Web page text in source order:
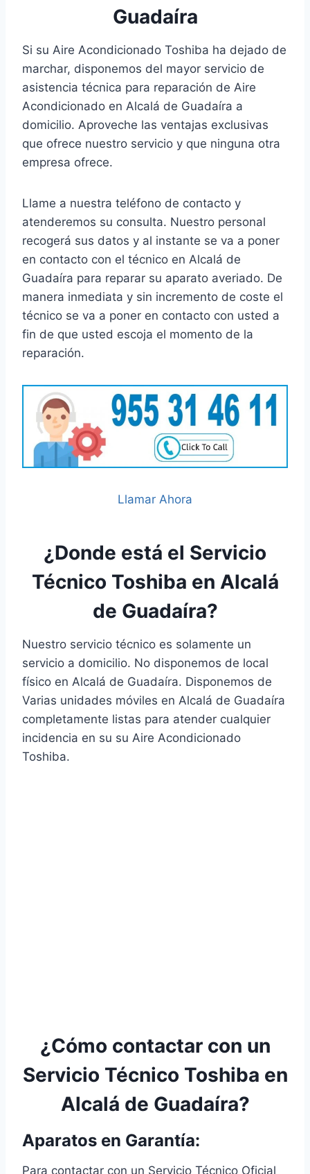
Guadaíra
Si su Aire Acondicionado Toshiba ha dejado de
marchar, disponemos del mayor servicio de
asistencia técnica para reparación de Aire
Acondicionado en Alcalá de Guadaíra a
domicilio. Aproveche las ventajas exclusivas
que ofrece nuestro servicio y que ninguna otra
empresa ofrece.
Llame a nuestra teléfono de contacto y
atenderemos su consulta. Nuestro personal
recogerá sus datos y al instante se va a poner
en contacto con el técnico en Alcalá de
Guadaíra para reparar su aparato averiado. De
manera inmediata y sin incremento de coste el
técnico se va a poner en contacto con usted a
fin de que usted escoja el momento de la
reparación.
Llamar Ahora
¿Donde está el Servicio
Técnico Toshiba en Alcalá
de Guadaíra?
Nuestro servicio técnico es solamente un
servicio a domicilio. No disponemos de local
físico en Alcalá de Guadaíra. Disponemos de
Varias unidades móviles en Alcalá de Guadaíra
completamente listas para atender cualquier
incidencia en su su Aire Acondicionado
Toshiba.
¿Cómo contactar con un
Servicio Técnico Toshiba en
Alcalá de Guadaíra?
Aparatos en Garantía:
Para contactar con un Servicio Técnico Oficial